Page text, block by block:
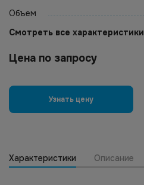
Объем
Смотреть все характеристики
Цена по запросу
Узнать цену
Характеристики Описание